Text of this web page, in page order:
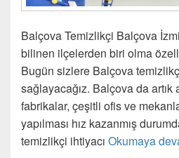
Balçova Temizlikçi Balçova
bilinen ilçelerden biri olma
Bugün sizlere Balçova
sağlayacağız. Balçova da artık
fabrikalar, çeşitli ofis ve
yapılması hız kazanmış
temizlikçi ihtiyacı Okumaya